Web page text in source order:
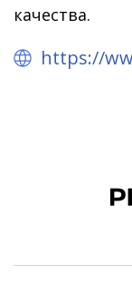
качества.
https://